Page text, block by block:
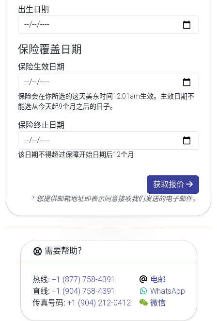
出生日期
保险覆盖日期
保险生效日期
保险会在你所选的这天美东时间12:01am生效。生效日期不
能选从今天起9个月之后的日子。
保险终止日期
该日期不得超过保障开始日期后12个月
获取报价
* 您提供邮箱地址即表示同意接收我们发送的电子邮件。
需要帮助？
热线: +1 (877) 758-4391
直线: +1 (904) 758-4391
传真号码: +1 (904) 212-0412
电邮
WhatsApp
微信